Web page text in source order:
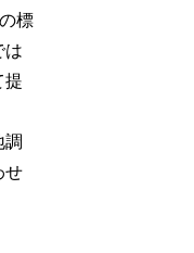
標
は
提
調
せ